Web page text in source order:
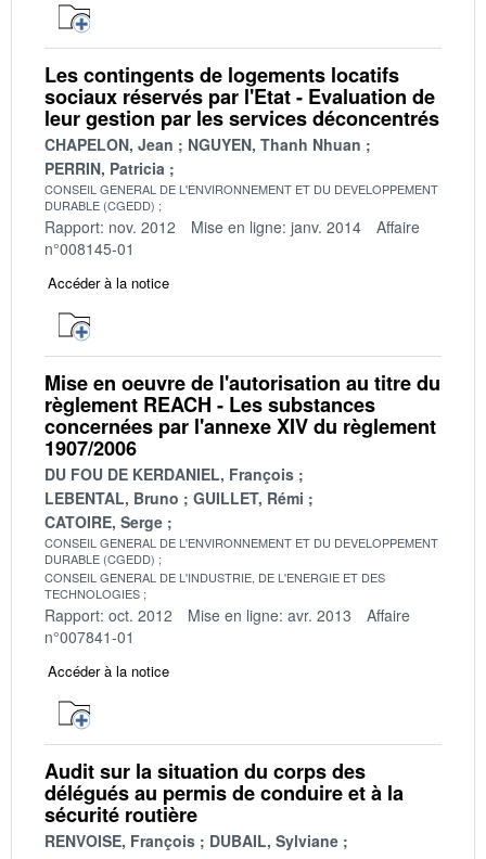
Les contingents de logements locatifs
sociaux réservés par l'Etat - Evaluation de
leur gestion par les services déconcentrés
CHAPELON, Jean
NGUYEN, Thanh Nhuan
PERRIN, Patricia
CONSEIL GENERAL DE L'ENVIRONNEMENT ET DU DEVELOPPEMENT
DURABLE (CGEDD)
Rapport: nov. 2012 Mise en ligne: janv. 2014
Affaire
n°008145-01
Accéder à la notice
Mise en oeuvre de l'autorisation au titre du
règlement REACH - Les substances
concernées par l'annexe XIV du règlement
1907/2006
DU FOU DE KERDANIEL, François
LEBENTAL, Bruno
GUILLET, Rémi
CATOIRE, Serge
CONSEIL GENERAL DE L'ENVIRONNEMENT ET DU DEVELOPPEMENT
DURABLE (CGEDD)
CONSEIL GENERAL DE L'INDUSTRIE, DE L'ENERGIE ET DES
TECHNOLOGIES
Rapport: oct. 2012 Mise en ligne: avr. 2013
Affaire
n°007841-01
Accéder à la notice
Audit sur la situation du corps des
délégués au permis de conduire et à la
sécurité routière
RENVOISE, François
DUBAIL, Sylviane